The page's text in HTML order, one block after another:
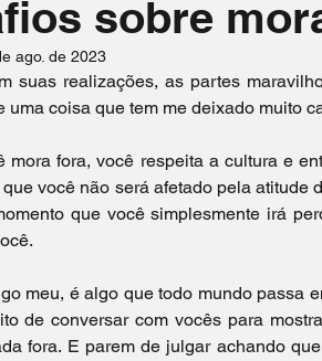
Morar na Itália
Idioma Viagem pela Europa
sobre
ago. de 2023
suas realizações, as partes
uma coisa que tem me deixado muito
mora fora, você respeita a cultura e
você não será afetado pela atitude
que você simplesmente irá
meu, é algo que todo mundo passa
de conversar com vocês para
fora. E parem de julgar achando